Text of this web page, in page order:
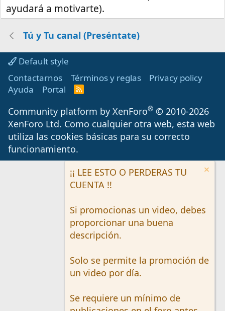
ayudará a motivarte).
Tú y Tu canal (Preséntate)
Default style
Contactarnos
Términos y reglas
Privacy policy
Ayuda
Portal
R
S
Community platform by XenForo® © 2010-2026
XenForo Ltd. Como cualquier otra web, esta web
utiliza las cookies básicas para su correcto
funcionamiento.
¡¡ LEE ESTO O PERDERAS TU
CUENTA !!
Si promocionas un video, debes
proporcionar una buena
descripción.
Solo se permite la promoción de
un video por día.
Se requiere un mínimo de